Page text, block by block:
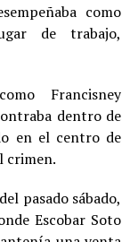
como
de trabajo,
Francisney
dentro de
en el centro de
crimen.
pasado sábado,
Escobar Soto